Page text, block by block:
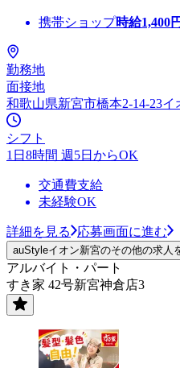
携帯ショップ時給1,400
勤務地
面接地
和歌山県新宮市橋本2-14-23イ
シフト
1日8時間 週5日からOK
交通費支給
未経験OK
詳細を見る 応募画面に進む
auStyleイオン新宮のその他の求人
アルバイト・パート
すき家 42号新宮神倉店3